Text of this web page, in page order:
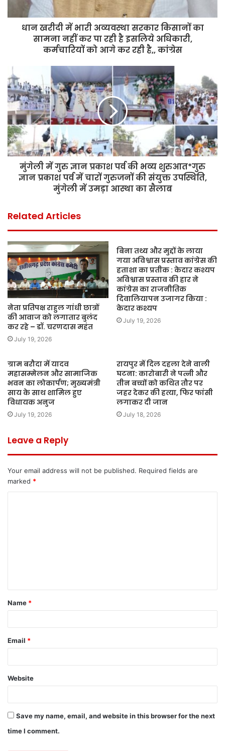
धान खरीदी में भारी अव्यवस्था सरकार किसानों का
सामना नहीं कर पा रही है इसलिये अधिकारी,
कर्मचारियों को आगे कर रही है,, कांग्रेस
मुंगेली में गुरु ज्ञान प्रकाश पर्व की भव्य शुरुआत*गुरु
ज्ञान प्रकाश पर्व में चारों गुरुजनों की संयुक्त उपस्थिति,
मुंगेली में उमड़ा आस्था का सैलाब
Related Articles
नेता प्रतिपक्ष राहुल गांधी छात्रों
की आवाज को लगातार बुलंद
कर रहे – डॉ. चरणदास महंत
July 19, 2026
बिना तथ्य और मुद्दों के लाया
गया अविश्वास प्रस्ताव कांग्रेस की
हताशा का प्रतीक : केदार कश्यप
अविश्वास प्रस्ताव की हार ने
कांग्रेस का राजनीतिक
दिवालियापन उजागर किया :
केदार कश्यप
July 19, 2026
ग्राम बरौदा में यादव
महासम्मेलन और सामाजिक
भवन का लोकार्पण; मुख्यमंत्री
साय के साथ शामिल हुए
विधायक अनुज
July 19, 2026
रायपुर में दिल दहला देने वाली
घटना: कारोबारी ने पत्नी और
तीन बच्चों को कथित तौर पर
जहर देकर की हत्या, फिर फांसी
लगाकर दी जान
July 18, 2026
Leave a Reply
Your email address will not be published. Required fields are
marked *
t
*
Name *
Email *
Website
Save my name, email, and website in this browser for the next
time I comment.